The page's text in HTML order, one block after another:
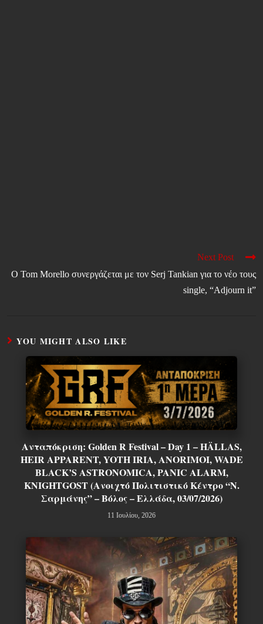
Next Post
Ο Tom Morello συνεργάζεται με τον Serj Tankian για το νέο τους
single, “Adjourn it”
YOU MIGHT ALSO LIKE
Ανταπόκριση: Golden R Festival – Day 1 – HÄLLAS,
HEIR APPARENT, YOTH IRIA, ANORIMOI, WADE
BLACK’S ASTRONOMICA, PANIC ALARM,
KNIGHTGOST (Ανοιχτό Πολιτιστικό Κέντρο “Ν.
Σαρμάνης” – Βόλος – Ελλάδα, 03/07/2026)
11 Ιουλίου, 2026